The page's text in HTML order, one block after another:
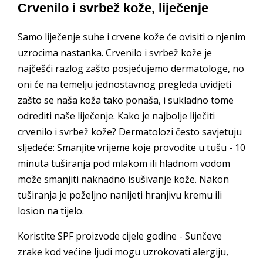
Crvenilo i svrbež kože, liječenje
Samo liječenje suhe i crvene kože će ovisiti o njenim
uzrocima nastanka. Crvenilo i svrbež kože je
najčešći razlog zašto posjećujemo dermatologe, no
oni će na temelju jednostavnog pregleda uvidjeti
zašto se naša koža tako ponaša, i sukladno tome
odrediti naše liječenje. Kako je najbolje liječiti
crvenilo i svrbež kože? Dermatolozi često savjetuju
sljedeće: Smanjite vrijeme koje provodite u tušu - 10
minuta tuširanja pod mlakom ili hladnom vodom
može smanjiti naknadno isušivanje kože. Nakon
tuširanja je poželjno nanijeti hranjivu kremu ili
losion na tijelo.
Koristite SPF proizvode cijele godine - Sunčeve
zrake kod većine ljudi mogu uzrokovati alergiju,